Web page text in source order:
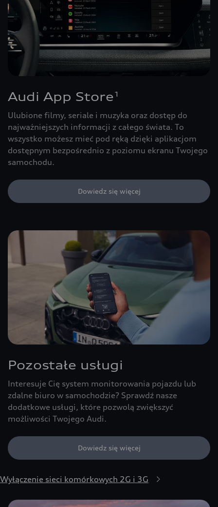
Audi App Store1
Ulubione filmy, seriale i muzyka oraz dostęp do
najważniejszych informacji z całego świata. To
wszystko możesz mieć pod ręką dzięki aplikacjom
dostępnym bezpośrednio z poziomu ekranu Twojego
samochodu.
Dowiedz się więcej
Pozostałe usługi
Interesuje Cię system monitorowania pojazdu lub
zdalne biuro w samochodzie? Sprawdź nasze
dodatkowe usługi, które pozwolą zwiększyć
możliwości Twojego Audi.
Dowiedz się więcej
Wyłączenie sieci komórkowych 2G i 3G